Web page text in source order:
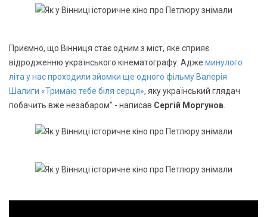
Приємно, що Вінниця стає одним з міст, яке сприяє
відродженню українського кінематографу. Адже минулого
літа у нас проходили зйомки ще одного фільму Валерія
Шалиги «Тримаю тебе біля серця», яку український глядач
побачить вже незабаром" - написав Сергій Моргунов